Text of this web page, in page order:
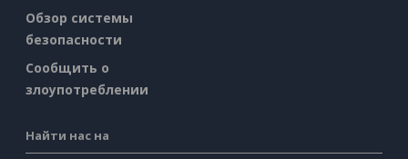
Обзор системы
безопасности
Сообщить о
злоупотреблении
Найти нас на